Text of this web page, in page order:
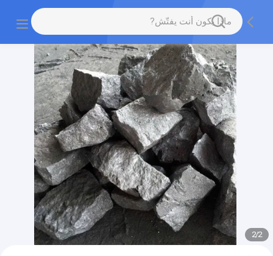
2
/
2